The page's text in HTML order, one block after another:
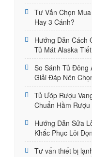
Tư Vấn Chọn
Hay 3 Cánh?
Hướng Dẫn Cách
Tủ Mát Alaska
So Sánh Tủ Đông
Giải Đáp Nên
Tủ Ướp Rượu
Chuẩn Hầm Rượu
Hướng Dẫn Sửa
Khắc Phục Lỗi
Tư vấn thiết bị